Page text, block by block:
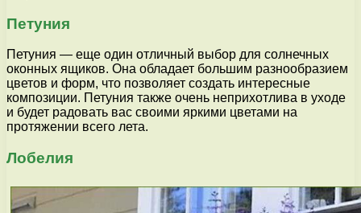
Петуния
Петуния — еще один отличный выбор для солнечных
оконных ящиков. Она обладает большим разнообразием
цветов и форм, что позволяет создать интересные
композиции. Петуния также очень неприхотлива в уходе
и будет радовать вас своими яркими цветами на
протяжении всего лета.
Лобелия